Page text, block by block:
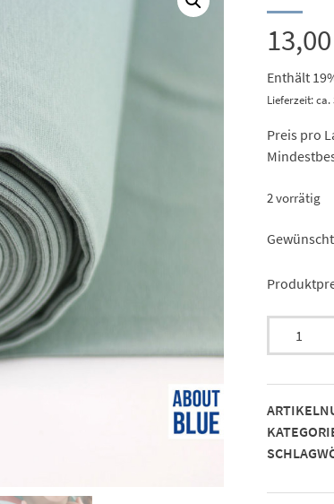
13,00
Enthält
Lieferzeit: ca.
Preis pro
2 vorrätig
mint
Menge